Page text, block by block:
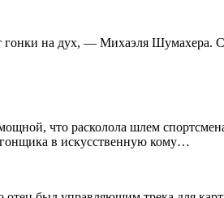
гонки на дух, — Михаэля
что расколола шлем
гонщика в искусственную кому…